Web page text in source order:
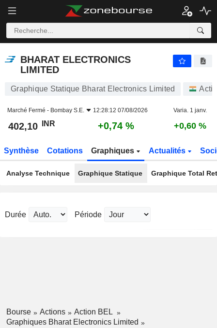
BHARAT ELECTRONICS
LIMITED
Graphique Statique Bharat Electronics Limited
Marché Fermé - Bombay S.E. 12:28:12 07/08/2026 Varia. 1 janv.
402,10 INR +0,74 % +0,60 %
Synthèse Cotations Graphiques Actualités
Analyse Technique Graphique Statique Graphique Total
Durée Période
Bourse Actions
Action BEL
Graphiques Bharat Electronics Limited